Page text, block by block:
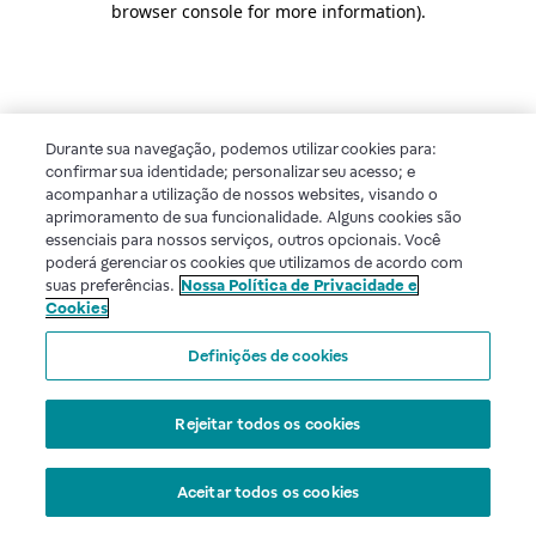
browser console for more information).
Durante sua navegação, podemos utilizar cookies para:
confirmar sua identidade; personalizar seu acesso; e
acompanhar a utilização de nossos websites, visando o
aprimoramento de sua funcionalidade. Alguns cookies são
essenciais para nossos serviços, outros opcionais. Você
poderá gerenciar os cookies que utilizamos de acordo com
suas preferências. Nossa Política de Privacidade e
Cookies
Definições de cookies
Rejeitar todos os cookies
Aceitar todos os cookies